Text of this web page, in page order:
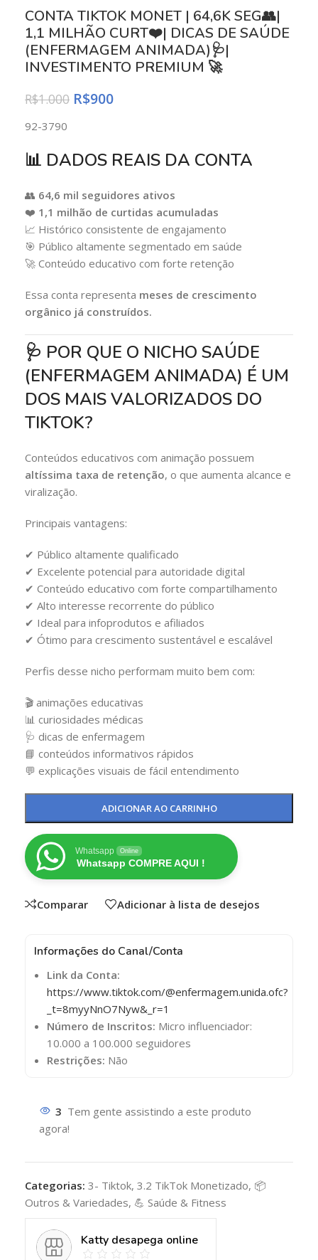
CONTA TIKTOK MONET | 64,6K SEG👥|
1,1 MILHÃO CURT❤️| DICAS DE SAÚDE
(ENFERMAGEM ANIMADA)🩺|
INVESTIMENTO PREMIUM 🚀
R$1.000 R$900
92-3790
📊 DADOS REAIS DA CONTA
👥 64,6 mil seguidores ativos
❤️ 1,1 milhão de curtidas acumuladas
📈 Histórico consistente de engajamento
🎯 Público altamente segmentado em saúde
🚀 Conteúdo educativo com forte retenção
Essa conta representa meses de crescimento
orgânico já construídos.
🩺 POR QUE O NICHO SAÚDE
(ENFERMAGEM ANIMADA) É UM
DOS MAIS VALORIZADOS DO
TIKTOK?
Conteúdos educativos com animação possuem
altíssima taxa de retenção, o que aumenta alcance e
viralização.
Principais vantagens:
✔ Público altamente qualificado
✔ Excelente potencial para autoridade digital
✔ Conteúdo educativo com forte compartilhamento
✔ Alto interesse recorrente do público
✔ Ideal para infoprodutos e afiliados
✔ Ótimo para crescimento sustentável e escalável
Perfis desse nicho performam muito bem com:
🎬 animações educativas
📊 curiosidades médicas
🩺 dicas de enfermagem
📘 conteúdos informativos rápidos
💬 explicações visuais de fácil entendimento
ADICIONAR AO CARRINHO
Whatsapp Online
Whatsapp COMPRE AQUI !
Comparar Adicionar à lista de desejos
Informações do Canal/Conta
Link da Conta:
https://www.tiktok.com/@enfermagem.unida.ofc?
_t=8myyNnO7Nyw&_r=1
Número de Inscritos: Micro influenciador:
10.000 a 100.000 seguidores
Restrições: Não
3 Tem gente assistindo a este produto
agora!
Categorias: 3- Tiktok, 3.2 TikTok Monetizado, 📦
Outros & Variedades, 💪 Saúde & Fitness
Katty desapega online